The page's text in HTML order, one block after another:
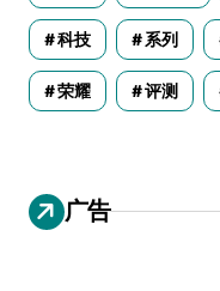
科技 系列
荣耀 评测
广告